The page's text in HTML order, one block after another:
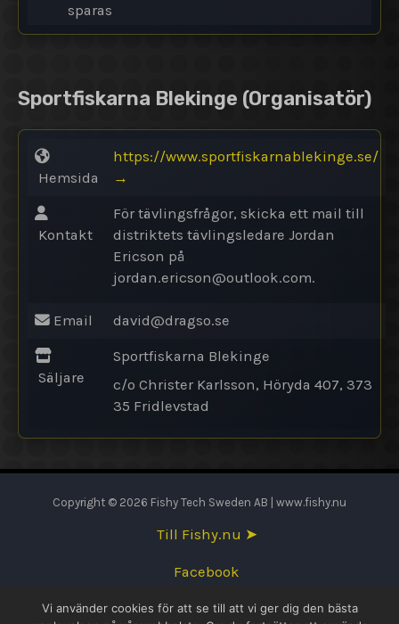
sparas
Sportfiskarna Blekinge (Organisatör)
Hemsida
https://www.sportfiskarnablekinge.se/
→
Kontakt
För tävlingsfrågor, skicka ett mail till
distriktets tävlingsledare Jordan
Ericson på
jordan.ericson@outlook.com.
Email david@dragso.se
Säljare
Sportfiskarna Blekinge
c/o Christer Karlsson, Höryda 407, 373
35 Fridlevstad
Copyright © 2026 Fishy Tech Sweden AB | www.fishy.nu
Till Fishy.nu ➤
Facebook
English
Vi använder cookies för att se till att vi ger dig den bästa